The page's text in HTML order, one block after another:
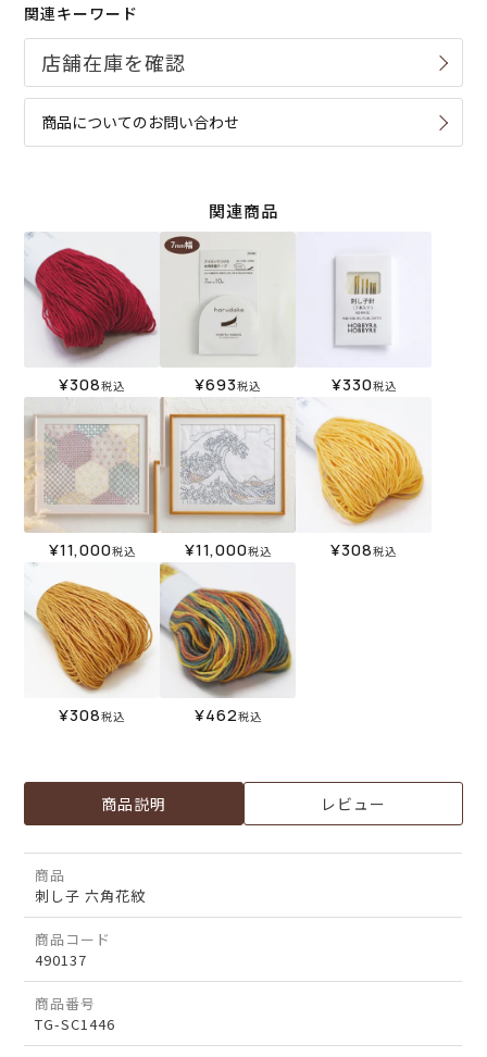
関連キーワード
商品についてのお問い合わせ
関連商品
¥308税込 ¥693税込 ¥330税込
¥11,000税込 ¥11,000税込 ¥308税込
¥308税込 ¥462税込
商品説明 レビュー
商品
刺し子 六角花紋
商品コード
490137
商品番号
TG-SC1446